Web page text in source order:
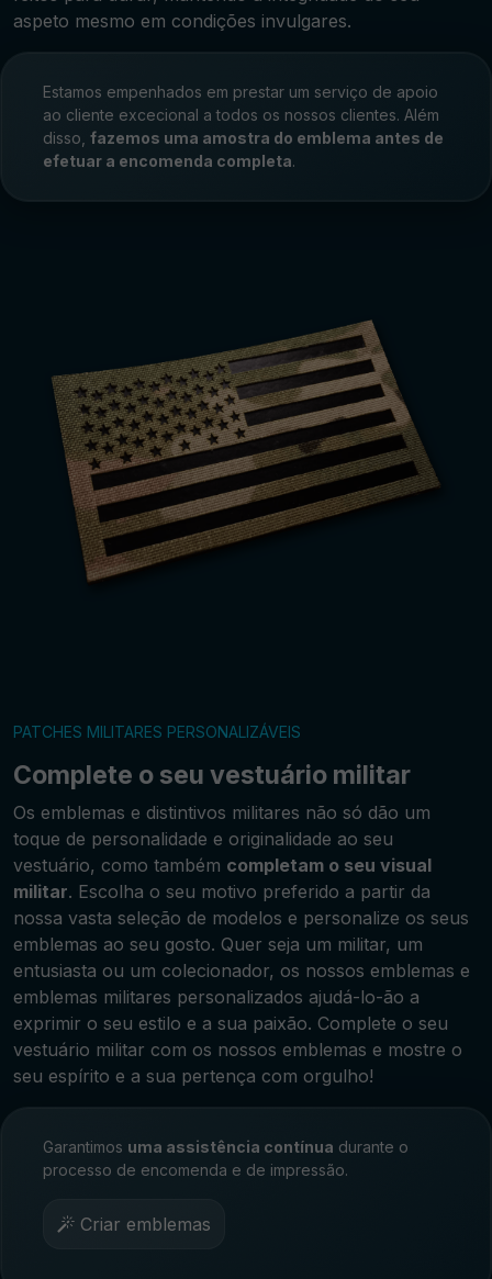
aspeto mesmo em condições invulgares.
Estamos empenhados em prestar um serviço de apoio
ao cliente excecional a todos os nossos clientes. Além
disso, fazemos uma amostra do emblema antes de
efetuar a encomenda completa.
PATCHES MILITARES PERSONALIZÁVEIS
Complete o seu vestuário militar
Os emblemas e distintivos militares não só dão um
toque de personalidade e originalidade ao seu
vestuário, como também completam o seu visual
militar. Escolha o seu motivo preferido a partir da
nossa vasta seleção de modelos e personalize os seus
emblemas ao seu gosto. Quer seja um militar, um
entusiasta ou um colecionador, os nossos emblemas e
emblemas militares personalizados ajudá-lo-ão a
exprimir o seu estilo e a sua paixão. Complete o seu
vestuário militar com os nossos emblemas e mostre o
seu espírito e a sua pertença com orgulho!
Garantimos uma assistência contínua durante o
processo de encomenda e de impressão.
Criar emblemas